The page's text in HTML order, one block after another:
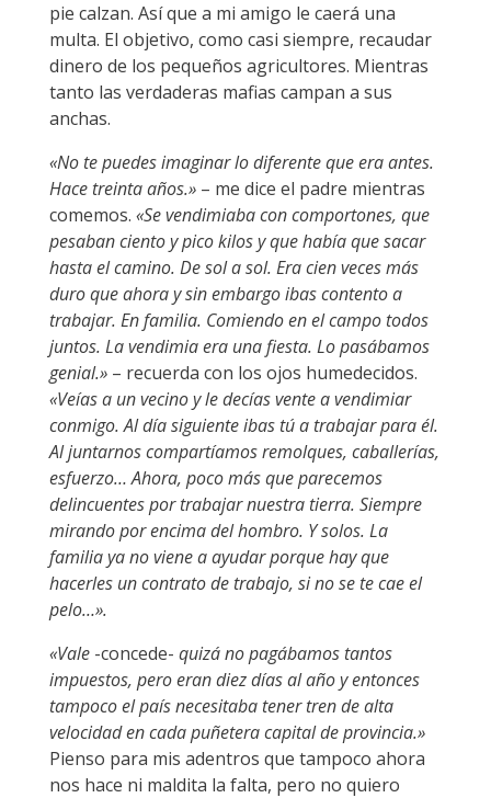
pie calzan. Así que a mi amigo le caerá una
multa. El objetivo, como casi siempre, recaudar
dinero de los pequeños agricultores. Mientras
tanto las verdaderas mafias campan a sus
anchas.
«No te puedes imaginar lo diferente que era antes.
Hace treinta años.»– me dice el padre mientras
comemos. «Se vendimiaba con comportones, que
pesaban ciento y pico kilos y que había que sacar
hasta el camino. De sol a sol. Era cien veces más
duro que ahora y sin embargo ibas contento a
trabajar. En familia. Comiendo en el campo todos
juntos. La vendimia era una fiesta. Lo pasábamos
genial.»– recuerda con los ojos humedecidos.
«Veías a un vecino y le decías vente a vendimiar
conmigo. Al día siguiente ibas tú a trabajar para él.
Al juntarnos compartíamos remolques, caballerías,
esfuerzo… Ahora, poco más que parecemos
delincuentes por trabajar nuestra tierra. Siempre
mirando por encima del hombro. Y solos. La
familia ya no viene a ayudar porque hay que
hacerles un contrato de trabajo, si no se te cae el
pelo…».
«Vale-concede- quizá no pagábamos tantos
impuestos, pero eran diez días al año y entonces
tampoco el país necesitaba tener tren de alta
velocidad en cada puñetera capital de provincia.»
Pienso para mis adentros que tampoco ahora
nos hace ni maldita la falta, pero no quiero